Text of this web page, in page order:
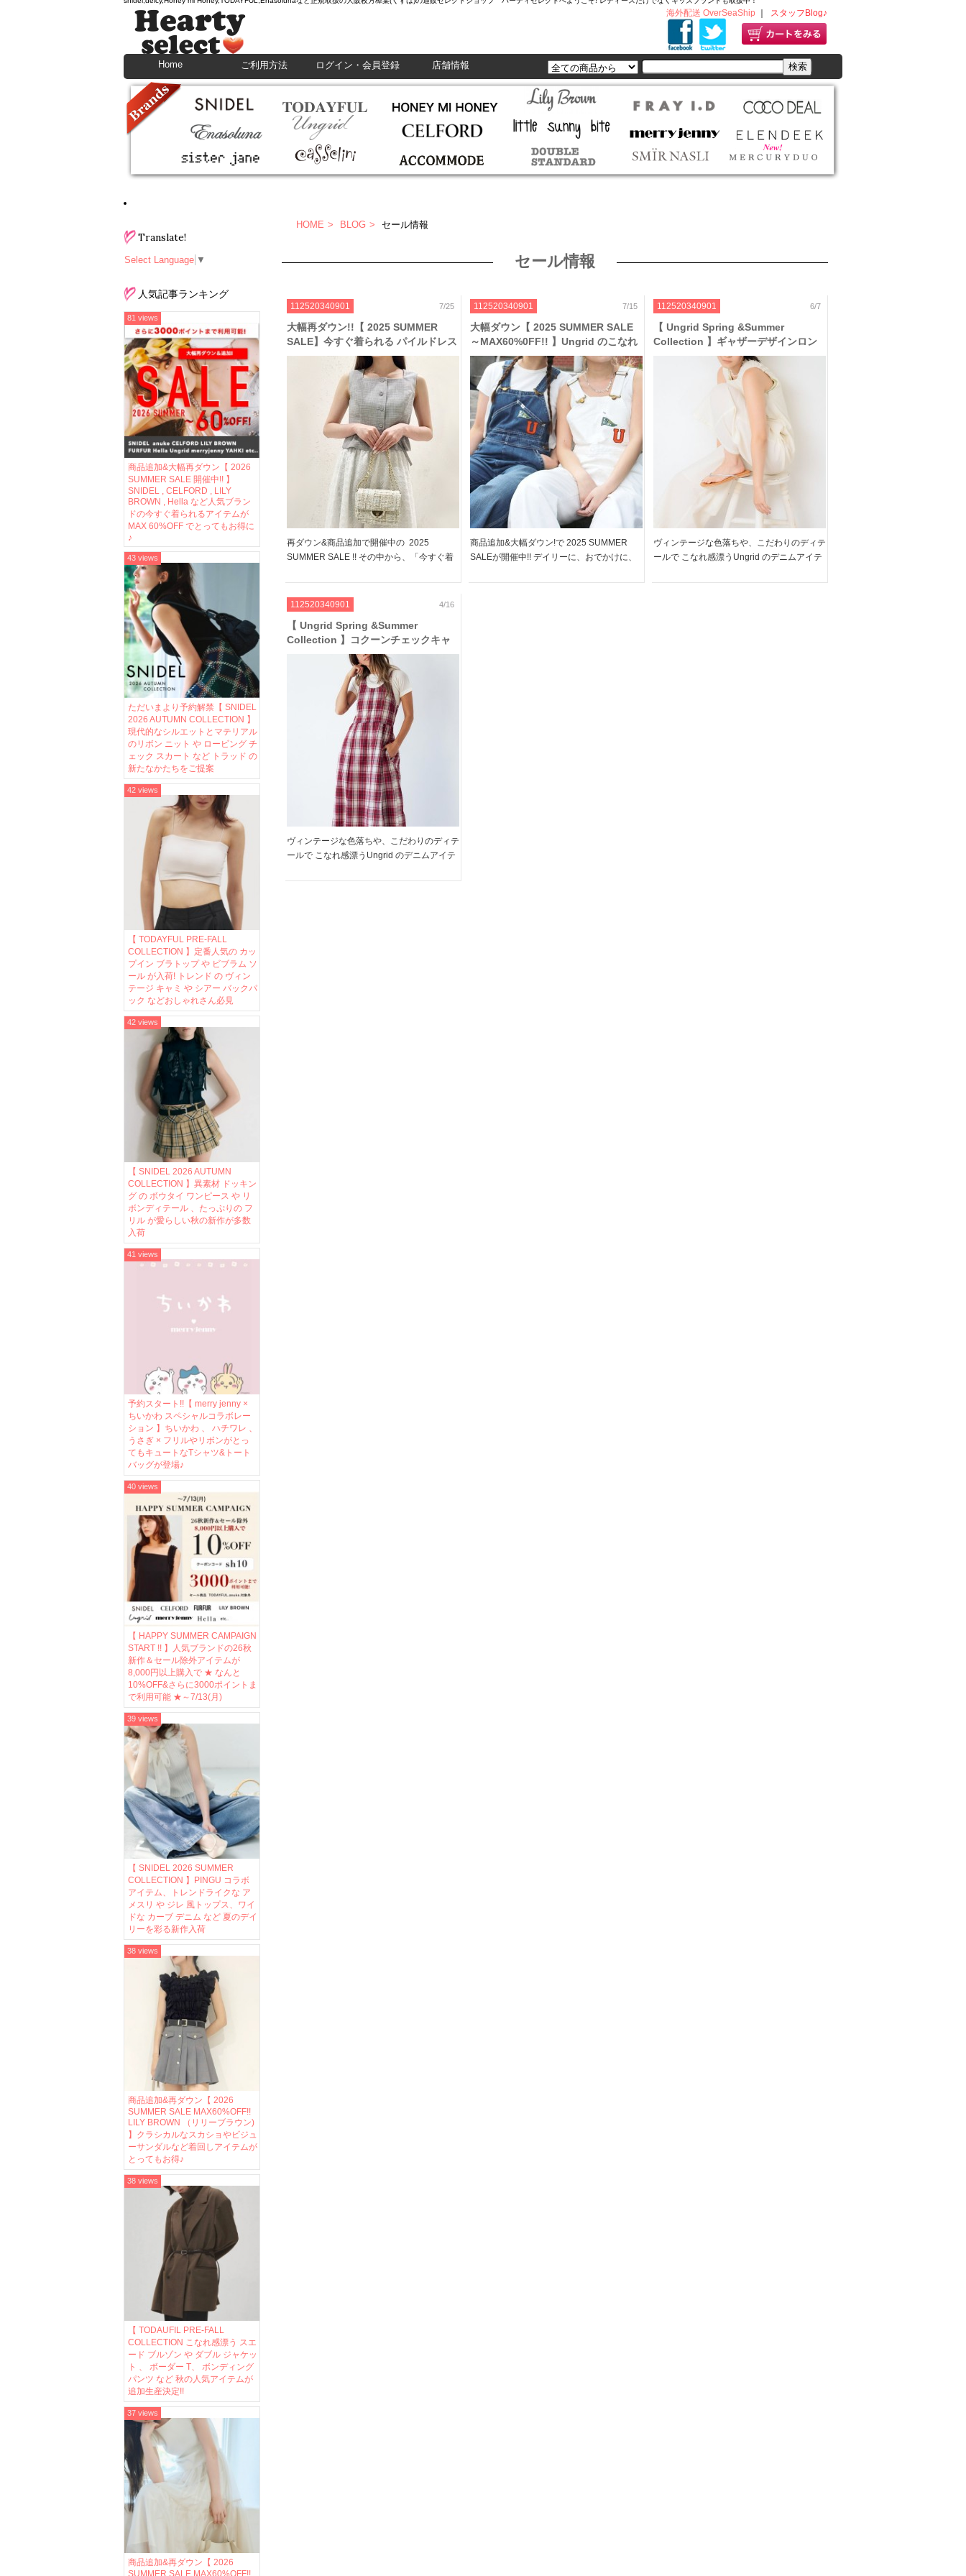
海外配送 OverSeaShip スタッフBlog♪
Home ご利用方法 ログイン・会員登録 店舗情報
Translate!
Select Language ▼
人気記事ランキング
商品追加&大幅再ダウン【 2026
SUMMER SALE 開催中!! 】
SNIDEL , CELFORD , LILY
BROWN , Hella など人気ブラン
ドの今すぐ着られるアイテムが
MAX 60%OFF でとってもお得に
♪
81 views
ただいまより予約解禁【 SNIDEL
2026 AUTUMN COLLECTION 】
現代的なシルエットとマテリアル
のリボン ニット や ロービング チ
ェック スカート など トラッド の
新たなかたちをご提案
43 views
【 TODAYFUL PRE-FALL
COLLECTION 】定番人気の カッ
プイン ブラトップ や ビブラム ソ
ール が入荷! トレンド の ヴィン
テージ キャミ や シアー バックパ
ック などおしゃれさん必見
42 views
【 SNIDEL 2026 AUTUMN
COLLECTION 】異素材 ドッキン
グ の ボウタイ ワンピース や リ
ボンディテール 、たっぷりの フ
リル が愛らしい秋の新作が多数
入荷
42 views
予約スタート!!【 merry jenny ×
ちいかわ スペシャルコラボレー
ション 】ちいかわ 、 ハチワレ 、
うさぎ × フリルやリボンがとっ
てもキュートなTシャツ&トート
バッグが登場♪
41 views
【 HAPPY SUMMER CAMPAIGN
START !! 】人気ブランドの26秋
新作＆セール除外アイテムが
8,000円以上購入で ★ なんと
10%OFF&さらに3000ポイントま
で利用可能 ★～7/13(月)
40 views
【 SNIDEL 2026 SUMMER
COLLECTION 】PINGU コラボ
アイテム、トレンドライクな ア
メスリ や ジレ 風トップス、ワイ
ドな カーブ デニム など 夏のデイ
リーを彩る新作入荷
39 views
商品追加&再ダウン【 2026
SUMMER SALE MAX60%OFF!!
LILY BROWN （リリーブラウン)
】クラシカルなスカショやビジュ
ーサンダルなど着回しアイテムが
とってもお得♪
38 views
【 TODAUFIL PRE-FALL
COLLECTION こなれ感漂う スエ
ード ブルゾン や ダブル ジャケッ
ト 、 ボーダー T、 ボンディング
パンツ など 秋の人気アイテムが
追加生産決定!!
38 views
商品追加&再ダウン【 2026
SUMMER SALE MAX60%OFF!!
37 views
HOME BLOG セール情報
セール情報
112520340901 7/25
大幅再ダウン!!【 2025 SUMMER
SALE】今すぐ着られる パイルドレス
やトレンドのジレセット、FILA コラ
ボ など 夏に映えるワンピースをご紹
再ダウン&商品追加で開催中の 2025
SUMMER SALE !! その中から、「今すぐ着
らしいジレとのセットや、ミニ丈のニットワ
ンピなど トレンド感感たっぷりのデザ […]
112520340901 7/15
大幅ダウン【 2025 SUMMER SALE
～MAX60%0FF!! 】Ungrid のこなれ
感漂う デニム アイテムや チェックワ
ンピ など、夏にぴったりなアイテム
をご紹介
商品追加&大幅ダウン!で 2025 SUMMER
SALEが開催中!! デイリーに、おでかけに、
がですか? テーパードやクラッシュデザイ
112520340901 6/7
【 Ungrid Spring &Summer
Collection 】ギャザーデザインロン
パースや夏のコーデに映えるトップス
ヴィンテージな色落ちや、こだわりのディテ
ールで こなれ感漂うUngrid のデニムアイテ
ーションも豊富にラインナップしています
112520340901 4/16
【 Ungrid Spring &Summer
Collection 】コクーンチェックキャ
ミワンピースやバリエーション豊富な
アングリッド人気のデニムアイテムを
ヴィンテージな色落ちや、こだわりのディテ
ールで こなれ感漂うUngrid のデニムアイテ
ーションも豊富にラインナップしています